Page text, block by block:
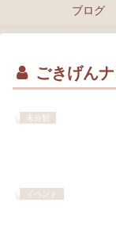
ブログ
ごきげん
未分類
イベント